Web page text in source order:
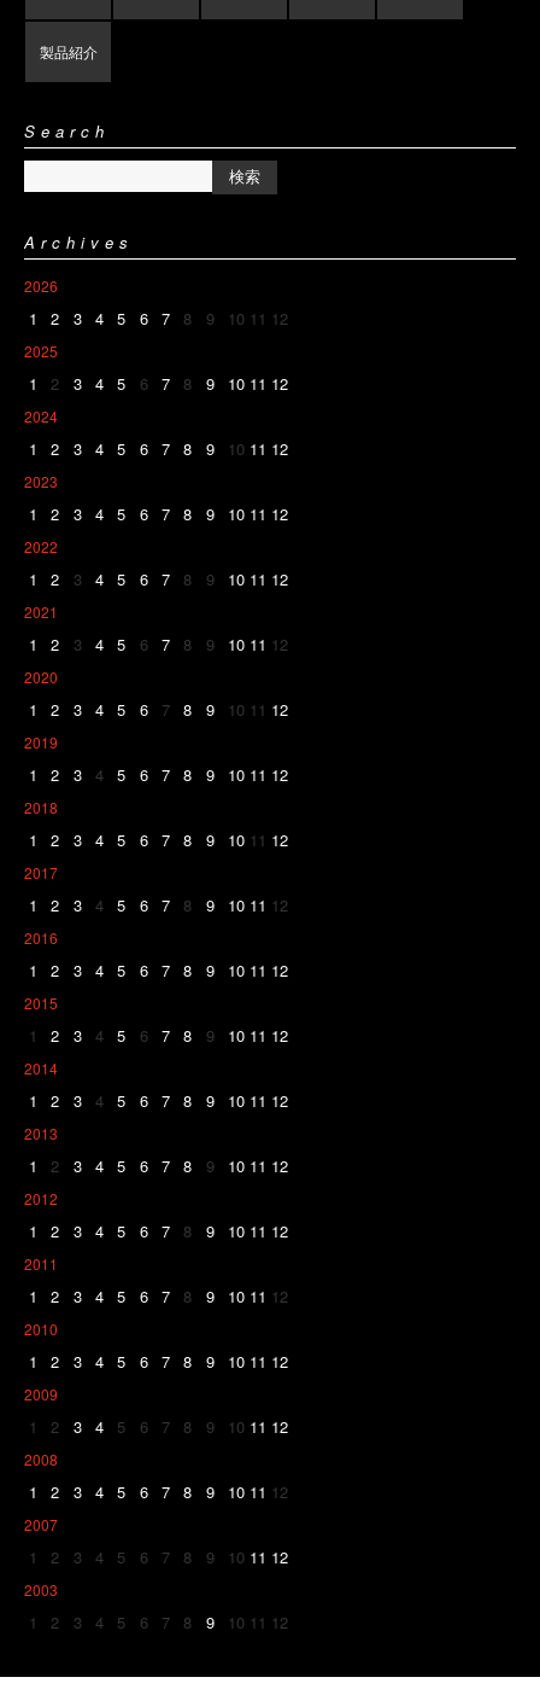
製品紹介
Search
Archives
2026
1 2 3 4 5 6 7 8 9 10 11 12
2025
1 2 3 4 5 6 7 8 9 10 11 12
2024
1 2 3 4 5 6 7 8 9 10 11 12
2023
1 2 3 4 5 6 7 8 9 10 11 12
2022
1 2 3 4 5 6 7 8 9 10 11 12
2021
1 2 3 4 5 6 7 8 9 10 11 12
2020
1 2 3 4 5 6 7 8 9 10 11 12
2019
1 2 3 4 5 6 7 8 9 10 11 12
2018
1 2 3 4 5 6 7 8 9 10 11 12
2017
1 2 3 4 5 6 7 8 9 10 11 12
2016
1 2 3 4 5 6 7 8 9 10 11 12
2015
1 2 3 4 5 6 7 8 9 10 11 12
2014
1 2 3 4 5 6 7 8 9 10 11 12
2013
1 2 3 4 5 6 7 8 9 10 11 12
2012
1 2 3 4 5 6 7 8 9 10 11 12
2011
1 2 3 4 5 6 7 8 9 10 11 12
2010
1 2 3 4 5 6 7 8 9 10 11 12
2009
1 2 3 4 5 6 7 8 9 10 11 12
2008
1 2 3 4 5 6 7 8 9 10 11 12
2007
1 2 3 4 5 6 7 8 9 10 11 12
2003
1 2 3 4 5 6 7 8 9 10 11 12